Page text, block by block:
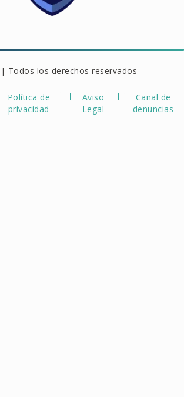
Todos los derechos reservados
Política de
privacidad
Aviso
Legal
Canal de
denuncias